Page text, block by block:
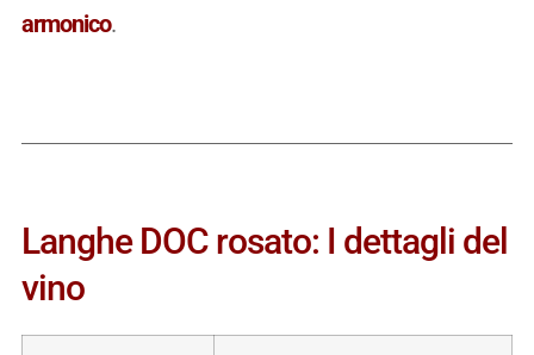
armonico.
Langhe DOC rosato: I dettagli del
vino